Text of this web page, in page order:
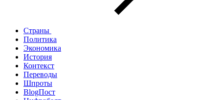
Страны
Политика
Экономика
История
Контекст
Переводы
Шпроты
BlogПост